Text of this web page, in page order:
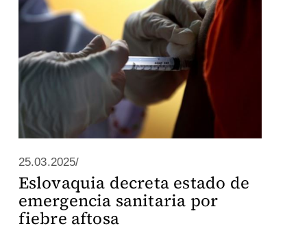
25.03.2025/
Eslovaquia decreta estado de
emergencia sanitaria por
fiebre aftosa